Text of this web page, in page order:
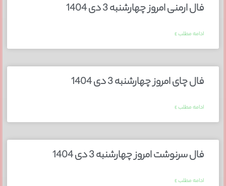
فال ارمنی امروز چهارشنبه 3 دی 1404
ادامه مطلب »
فال چای امروز چهارشنبه 3 دی 1404
ادامه مطلب »
فال سرنوشت امروز چهارشنبه 3 دی 1404
ادامه مطلب »